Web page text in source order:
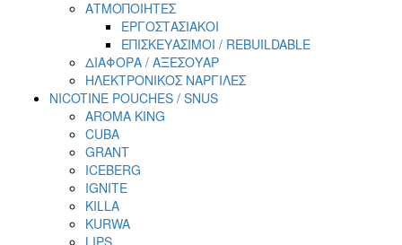
ΑΤΜΟΠΟΙΗΤΕΣ
ΕΡΓΟΣΤΑΣΙΑΚΟΙ
ΕΠΙΣΚΕΥΑΣΙΜΟΙ / REBUILDABLE
ΔΙΑΦΟΡΑ / ΑΞΕΣΟΥΑΡ
ΗΛΕΚΤΡΟΝΙΚΟΣ ΝΑΡΓΙΛΕΣ
NICOTINE POUCHES / SNUS
AROMA KING
CUBA
GRANT
ICEBERG
IGNITE
KILLA
KURWA
LIPS